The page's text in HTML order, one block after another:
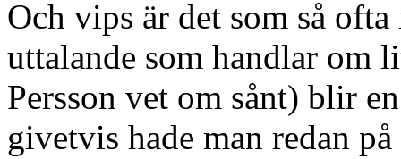
Och vips är det som så
uttalande som handlar om
Persson vet om sånt) blir
givetvis hade man redan